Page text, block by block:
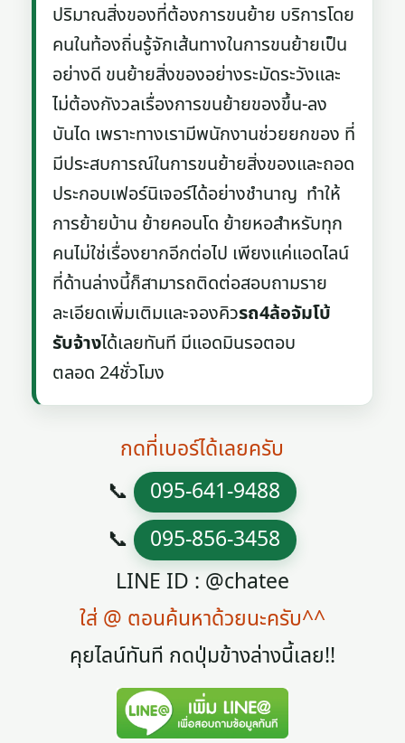
ปริมาณสิ่งของที่ต้องการขนย้าย บริการโดย
คนในท้องถิ่นรู้จักเส้นทางในการขนย้ายเป็น
อย่างดี ขนย้ายสิ่งของอย่างระมัดระวังและ
ไม่ต้องกังวลเรื่องการขนย้ายของขึ้น-ลง
บันได เพราะทางเรามีพนักงานช่วยยกของ ที่
มีประสบการณ์ในการขนย้ายสิ่งของและถอด
ประกอบเฟอร์นิเจอร์ได้อย่างชำนาญ ทำให้
การย้ายบ้าน ย้ายคอนโด ย้ายหอสำหรับทุก
คนไม่ใช่เรื่องยากอีกต่อไป เพียงแค่แอดไลน์
ที่ด้านล่างนี้ก็สามารถติดต่อสอบถามราย
ละเอียดเพิ่มเติมและจองคิวรถ4ล้อจัมโบ้
รับจ้างได้เลยทันที มีแอดมินรอตอบ
ตลอด 24ชั่วโมง
กดที่เบอร์ได้เลยครับ
📞 095-641-9488
📞 095-856-3458
LINE ID : @chatee
ใส่ @ ตอนค้นหาด้วยนะครับ^^
คุยไลน์ทันที กดปุ่มข้างล่างนี้เลย!!